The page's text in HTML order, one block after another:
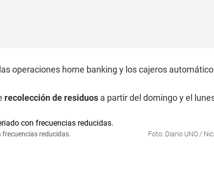
operaciones home banking y los cajeros
recolección de residuos a partir del domingo y el
reducidas. Foto: Diario UNO /